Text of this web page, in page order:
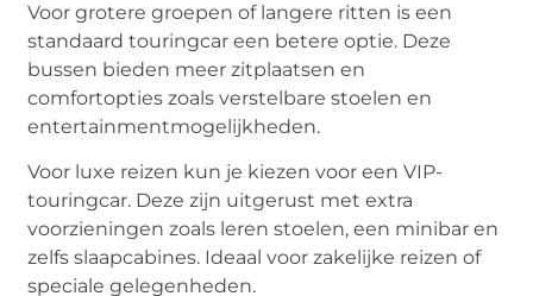
Voor grotere groepen of langere ritten is een
standaard touringcar een betere optie. Deze
bussen bieden meer zitplaatsen en
comfortopties zoals verstelbare stoelen en
entertainmentmogelijkheden.
Voor luxe reizen kun je kiezen voor een VIP-
touringcar. Deze zijn uitgerust met extra
voorzieningen zoals leren stoelen, een minibar en
zelfs slaapcabines. Ideaal voor zakelijke reizen of
speciale gelegenheden.